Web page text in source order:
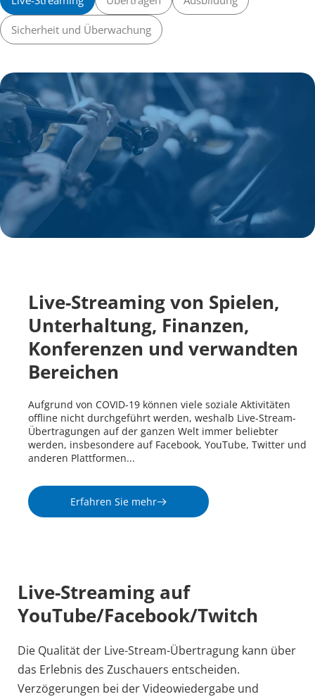
Sicherheit und Überwachung
Live-Streaming von Spielen,
Unterhaltung, Finanzen,
Konferenzen und verwandten
Bereichen
Aufgrund von COVID-19 können viele soziale Aktivitäten
offline nicht durchgeführt werden, weshalb Live-Stream-
Übertragungen auf der ganzen Welt immer beliebter
werden, insbesondere auf Facebook, YouTube, Twitter und
anderen Plattformen...
Erfahren Sie mehr
Live-Streaming auf
YouTube/Facebook/Twitch
Die Qualität der Live-Stream-Übertragung kann über
das Erlebnis des Zuschauers entscheiden.
Verzögerungen bei der Videowiedergabe und